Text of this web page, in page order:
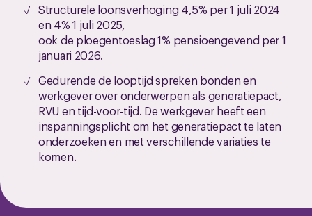
Structurele loonsverhoging 4,5% per 1 juli 2024
en 4% 1 juli 2025,
ook de ploegentoeslag 1% pensioengevend per 1
januari 2026.
Gedurende de looptijd spreken bonden en
werkgever over onderwerpen als generatiepact,
RVU en tijd-voor-tijd. De werkgever heeft een
inspanningsplicht om het generatiepact te laten
onderzoeken en met verschillende variaties te
komen.